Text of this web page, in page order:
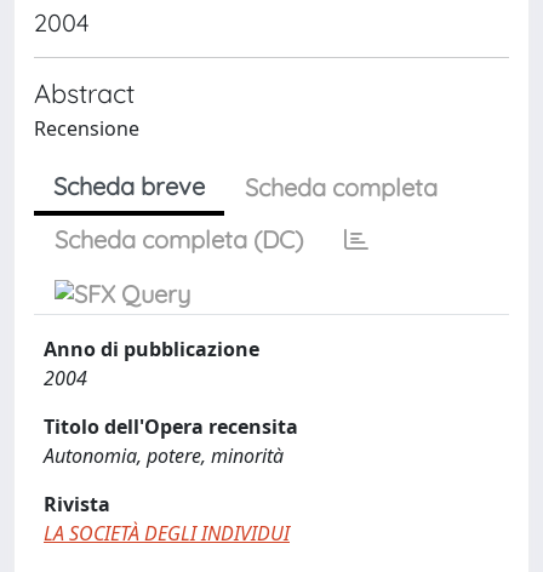
2004
Abstract
Recensione
Scheda breve
Scheda completa
Scheda completa (DC)
Anno di pubblicazione
2004
Titolo dell'Opera recensita
Autonomia, potere, minorità
Rivista
LA SOCIETÀ DEGLI INDIVIDUI